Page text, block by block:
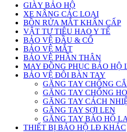
GIÀY BẢO HỘ
XE NÂNG CÁC LOẠI
BỒN RỬA MẮT KHẨN CẤP
VẬT TƯ TIÊU HAO Y TẾ
BẢO VỆ ĐẦU & CỔ
BẢO VỆ MẮT
BẢO VỆ PHẦN THÂN
MAY ĐỒNG PHỤC BẢO HỘ
BẢO VỆ ĐÔI BÀN TAY
GĂNG TAY CHỐNG
GĂNG TAY CHỐNG
GĂNG TAY CÁCH
GĂNG TAY SỢI LEN
GĂNG TAY BẢO HỘ
THIẾT BỊ BẢO HỘ LĐ KHÁC